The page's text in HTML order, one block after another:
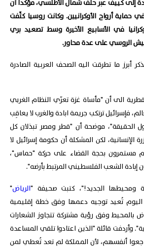
إلى كييف عبر حلف شمال الأطلسي، مؤكدًا أن
أرواح الأوكرانيين. وكانت روسيا كثّفت
في الأسابيع الأخيرة وسط تصعيد بري
الروسي على عدة محاور.
أبرز ما تطرقت اليه الصحف العربية الصادرة
الى أن "مأساة غزة تعرّي النظام الغربي
فإسرائيل ترتكب جريمة ابادة والغرب لا يعاقِب
الحقيقة"، موضحة أن "قطر ومصر تبذلان كل
الإنسانية، لكن المشكلة أن حكومة إسرائيل لا
مستمرون بحجة القضاء على حركة "حماس"،
إبادة الشعب الفلسطيني المرتبط بأرضه".
ومحيطها الجديد!"، كتبت صحيفة "الرياض"
اليوم تُعيد توجيه دعمها وفق خطة إقليمية
بالمحيط وفق رؤية مشتركة تتجاوز الشعارات
وأردفت قائلة "الذين اعتادوا تلقي المساعدة
أنفسهم، لأن المملكة لم تعد تُعطي لمن